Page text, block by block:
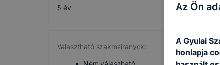
5 év
Választható szakmairányok:
Nem válaszható
Az Ön
A Gyulai
honlapja